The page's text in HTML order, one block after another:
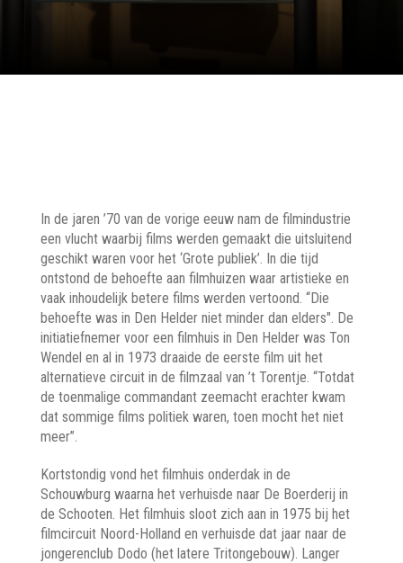
In de jaren ’70 van de vorige eeuw nam de filmindustrie
een vlucht waarbij films werden gemaakt die uitsluitend
geschikt waren voor het ‘Grote publiek’. In die tijd
ontstond de behoefte aan filmhuizen waar artistieke en
vaak inhoudelijk betere films werden vertoond. “Die
behoefte was in Den Helder niet minder dan elders". De
initiatiefnemer voor een filmhuis in Den Helder was Ton
Wendel en al in 1973 draaide de eerste film uit het
alternatieve circuit in de filmzaal van ’t Torentje. “Totdat
de toenmalige commandant zeemacht erachter kwam
dat sommige films politiek waren, toen mocht het niet
meer”.
Kortstondig vond het filmhuis onderdak in de
Schouwburg waarna het verhuisde naar De Boerderij in
de Schooten. Het filmhuis sloot zich aan in 1975 bij het
filmcircuit Noord-Holland en verhuisde dat jaar naar de
jongerenclub Dodo (het latere Tritongebouw). Langer